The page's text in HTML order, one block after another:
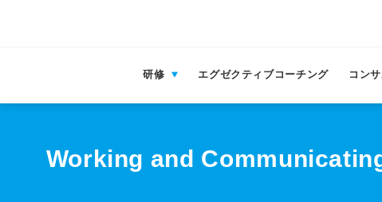
研修 エグゼクティブコーチング コン
Working and